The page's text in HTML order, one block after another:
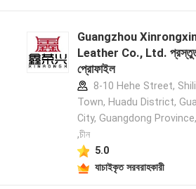
Guangzhou
Leather Co., Ltd.
প্রোফাইল
8-10 Hehe Street,
Town, Huadu District,
City, Guangdong
,চীন
5.0
যাচাইকৃত সরবরাহকারী